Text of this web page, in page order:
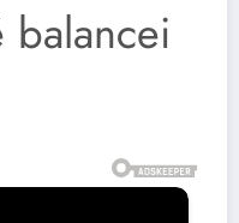
balancei